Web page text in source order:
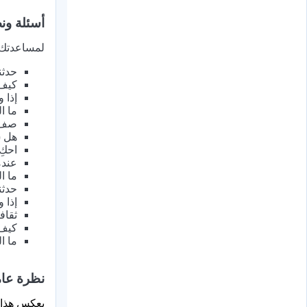
أسئلة
لمساعدتك
كيف
ما
صف
هل
ما
ما
نظرة
يعكس هذا